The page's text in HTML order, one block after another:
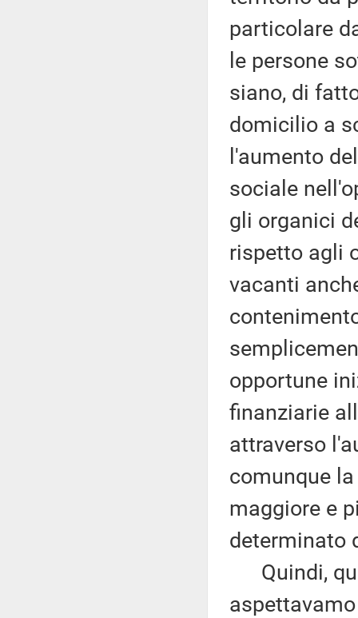
particolare
le persone
siano, di
domicilio a
l'aumento
sociale
gli organici
rispetto agli
vacanti
opportune
finanziarie
attraverso
comunque
maggiore e
determinato
Quindi,